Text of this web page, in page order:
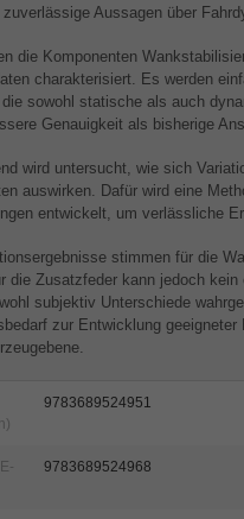
zuverlässige Aussagen über
die Komponenten
charakterisiert. Es werden
sowohl statische als auch
Genauigkeit als bisherige
wird untersucht, wie sich
auswirken. Dafür wird eine
entwickelt, um verlässliche
stimmen für die
die Zusatzfeder kann jedoch
subjektiv Unterschiede
zur Entwicklung geeigneter
9783689524951
9783689524968